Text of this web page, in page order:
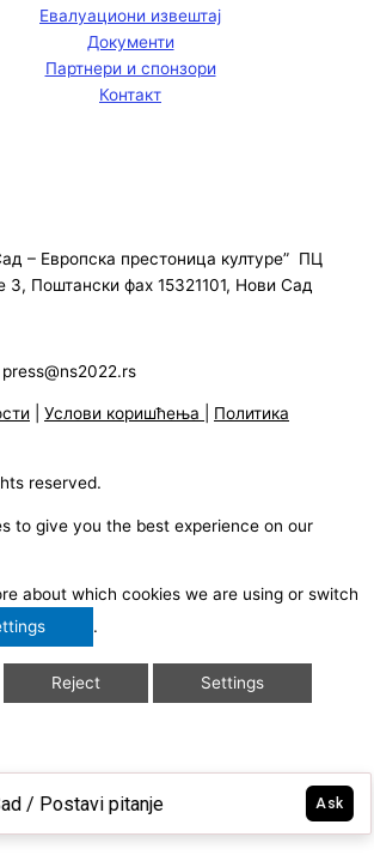
Евалуациони извештај
Документи
Партнери и спонзори
Контакт
– Европска престоница културе” ПЦ
3, Поштански фах 15321101, Нови Сад
press@ns2022.rs
Услови коришћења
Политика
reserved.
to give you the best experience on our
about which cookies we are using or switch
.
Reject Settings